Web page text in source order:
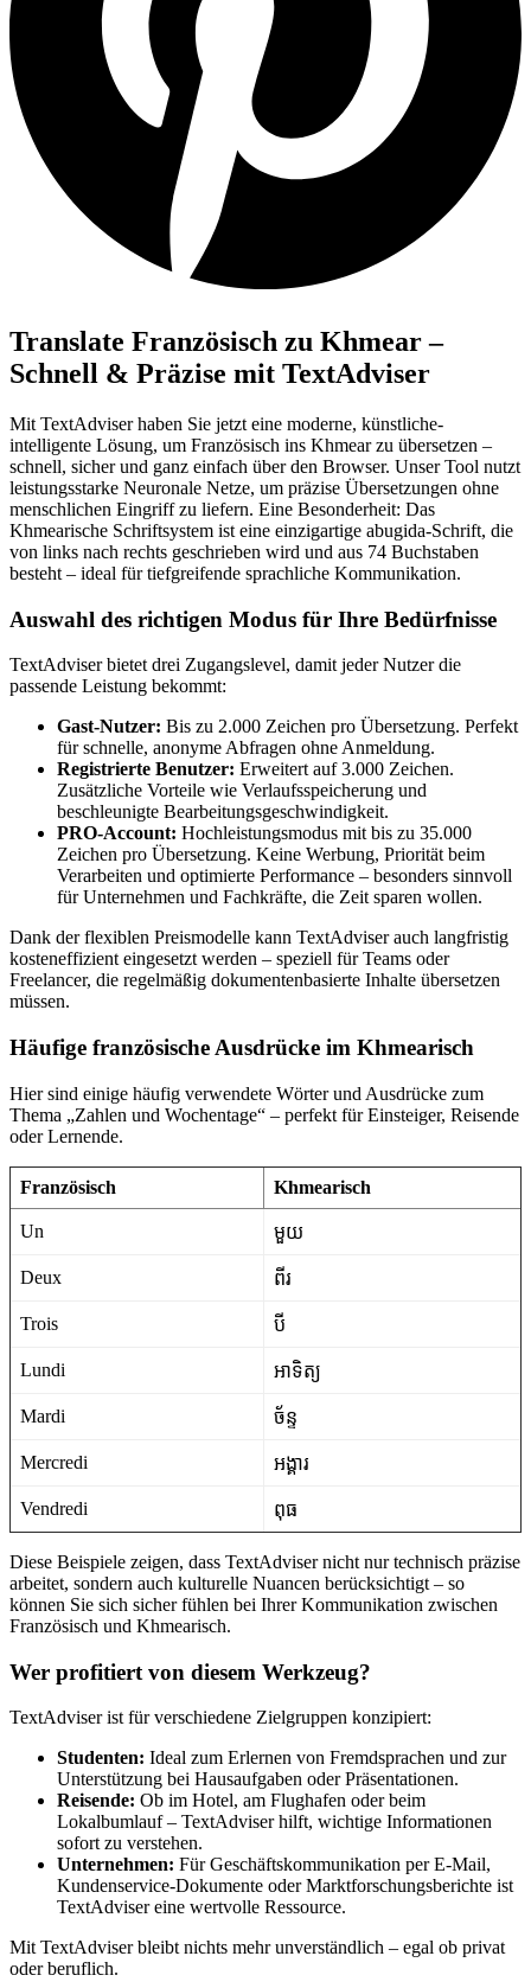
Translate Französisch zu Khmear –
Schnell & Präzise mit TextAdviser
Mit TextAdviser haben Sie jetzt eine moderne, künstliche-
intelligente Lösung, um Französisch ins Khmear zu übersetzen –
schnell, sicher und ganz einfach über den Browser. Unser Tool nutzt
leistungsstarke Neuronale Netze, um präzise Übersetzungen ohne
menschlichen Eingriff zu liefern. Eine Besonderheit: Das
Khmearische Schriftsystem ist eine einzigartige abugida-Schrift, die
von links nach rechts geschrieben wird und aus 74 Buchstaben
besteht – ideal für tiefgreifende sprachliche Kommunikation.
Auswahl des richtigen Modus für Ihre Bedürfnisse
TextAdviser bietet drei Zugangslevel, damit jeder Nutzer die
passende Leistung bekommt:
Gast-Nutzer: Bis zu 2.000 Zeichen pro Übersetzung. Perfekt
für schnelle, anonyme Abfragen ohne Anmeldung.
Registrierte Benutzer: Erweitert auf 3.000 Zeichen.
Zusätzliche Vorteile wie Verlaufsspeicherung und
beschleunigte Bearbeitungsgeschwindigkeit.
PRO-Account: Hochleistungsmodus mit bis zu 35.000
Zeichen pro Übersetzung. Keine Werbung, Priorität beim
Verarbeiten und optimierte Performance – besonders sinnvoll
für Unternehmen und Fachkräfte, die Zeit sparen wollen.
Dank der flexiblen Preismodelle kann TextAdviser auch langfristig
kosteneffizient eingesetzt werden – speziell für Teams oder
Freelancer, die regelmäßig dokumentenbasierte Inhalte übersetzen
müssen.
Häufige französische Ausdrücke im Khmearisch
Hier sind einige häufig verwendete Wörter und Ausdrücke zum
Thema „Zahlen und Wochentage“ – perfekt für Einsteiger, Reisende
oder Lernende.
Französisch Khmearisch
Un មួយ
Deux ពីរ
Trois បី
Lundi អាទិត្យ
Mardi ច័ន្ទ
Mercredi អង្គារ
Vendredi ពុធ
Diese Beispiele zeigen, dass TextAdviser nicht nur technisch präzise
arbeitet, sondern auch kulturelle Nuancen berücksichtigt – so
können Sie sich sicher fühlen bei Ihrer Kommunikation zwischen
Französisch und Khmearisch.
Wer profitiert von diesem Werkzeug?
TextAdviser ist für verschiedene Zielgruppen konzipiert:
Studenten: Ideal zum Erlernen von Fremdsprachen und zur
Unterstützung bei Hausaufgaben oder Präsentationen.
Reisende: Ob im Hotel, am Flughafen oder beim
Lokalbumlauf – TextAdviser hilft, wichtige Informationen
sofort zu verstehen.
Unternehmen: Für Geschäftskommunikation per E-Mail,
Kundenservice-Dokumente oder Marktforschungsberichte ist
TextAdviser eine wertvolle Ressource.
Mit TextAdviser bleibt nichts mehr unverständlich – egal ob privat
oder beruflich.